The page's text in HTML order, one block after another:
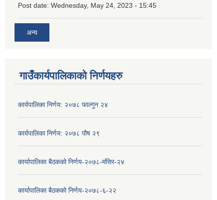
Post date: Wednesday, May 24, 2023 - 15:45
अन्य
गाउँकार्यपालिकाको निर्णयहरु
कार्यपालिका निर्णय: २०७८ फाल्गुन २४
कार्यपालिका निर्णय: २०७८ पौष २९
कार्यापालिका बैठकको निर्णय-२०७८-मंसिर-२४
कार्यापालिका बैठकको निर्णय-२०७८-६-२२